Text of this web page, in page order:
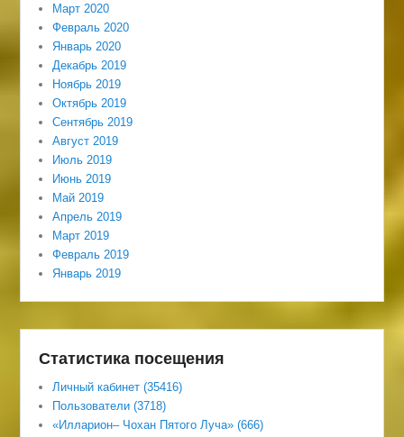
Март 2020
Февраль 2020
Январь 2020
Декабрь 2019
Ноябрь 2019
Октябрь 2019
Сентябрь 2019
Август 2019
Июль 2019
Июнь 2019
Май 2019
Апрель 2019
Март 2019
Февраль 2019
Январь 2019
Статистика посещения
Личный кабинет (35416)
Пользователи (3718)
«Илларион– Чохан Пятого Луча» (666)